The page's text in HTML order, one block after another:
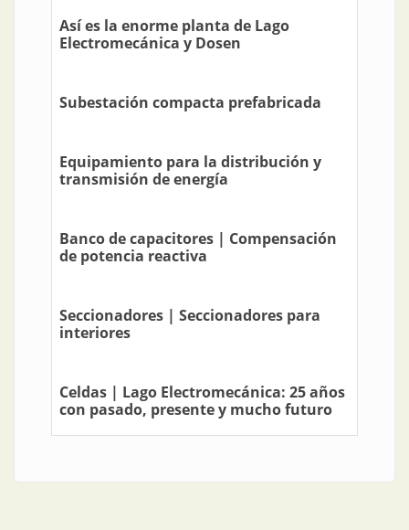
Así es la enorme planta de Lago
Electromecánica y Dosen
Subestación compacta prefabricada
Equipamiento para la distribución y
transmisión de energía
Banco de capacitores | Compensación
de potencia reactiva
Seccionadores | Seccionadores para
interiores
Celdas | Lago Electromecánica: 25 años
con pasado, presente y mucho futuro